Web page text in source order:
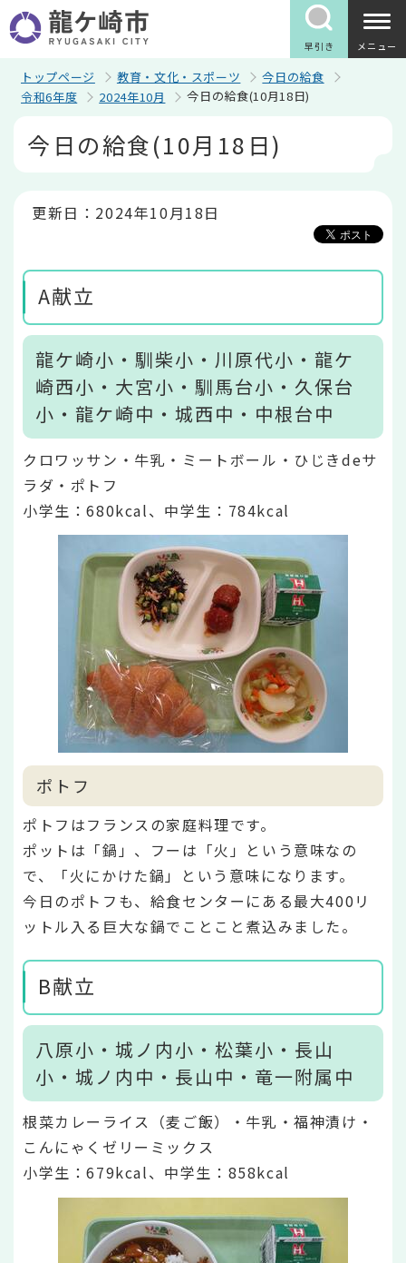
の
ペ
早引き メニュー
トップページ 教育・文化・スポーツ
今日の給食
令和6年度
2024年10月 今日の給食(10月18日)
今日の給食(10月18日)
更新日：2024年10月18日
A献立
龍ケ崎小・馴柴小・川原代小・龍ケ
崎西小・大宮小・馴馬台小・久保台
小・龍ケ崎中・城西中・中根台中
クロワッサン・牛乳・ミートボール・ひじきdeサ
ラダ・ポトフ
小学生：680kcal、中学生：784kcal
ポトフ
ポトフはフランスの家庭料理です。
ポットは「鍋」、フーは「火」という意味なの
で、「火にかけた鍋」という意味になります。
今日のポトフも、給食センターにある最大400リ
ットル入る巨大な鍋でことこと煮込みました。
B献立
八原小・城ノ内小・松葉小・長山
小・城ノ内中・長山中・竜一附属中
根菜カレーライス（麦ご飯）・牛乳・福神漬け・
こんにゃくゼリーミックス
小学生：679kcal、中学生：858kcal